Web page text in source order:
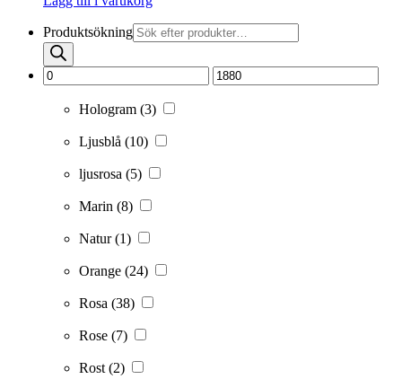
Produktsökning
Hologram (3)
Ljusblå (10)
ljusrosa (5)
Marin (8)
Natur(1)
Orange (24)
Rosa (38)
Rose (7)
Rost (2)